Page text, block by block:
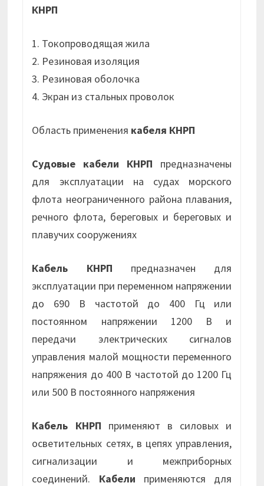
КНРП
1. Токопроводящая жила
2. Резиновая изоляция
3. Резиновая оболочка
4. Экран из стальных проволок
Область применения кабеля КНРП
Судовые кабели КНРП предназначены
для эксплуатации на судах морского
флота неограниченного района плавания,
речного флота, береговых и береговых и
плавучих сооружениях
Кабель КНРП предназначен для
эксплуатации при переменном напряжении
до 690 В частотой до 400 Гц или
постоянном напряжении 1200 В и
передачи электрических сигналов
управления малой мощности переменного
напряжения до 400 В частотой до 1200 Гц
или 500 В постоянного напряжения
Кабель КНРП применяют в силовых и
осветительных сетях, в цепях управления,
сигнализации и межприборных
соединений. Кабели применяются для